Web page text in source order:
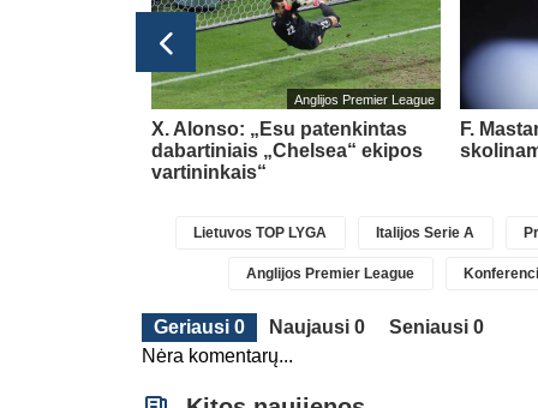
Anglijos Premier League
X. Alonso: „Esu patenkintas
dabartiniais „Chelsea“ ekipos
vartininkais“
F.
Lietuvos TOP LYGA Italijos Serie A
Anglijos Premier League
Geriausi 0 Naujausi 0
Seniausi 0
Nėra komentarų...